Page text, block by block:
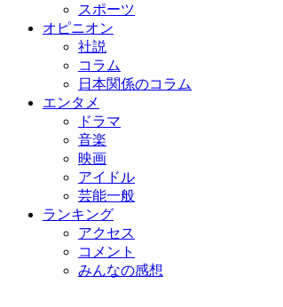
スポーツ
オピニオン
社説
コラム
日本関係のコラム
エンタメ
ドラマ
音楽
映画
アイドル
芸能一般
ランキング
アクセス
コメント
みんなの感想